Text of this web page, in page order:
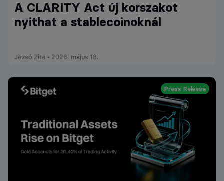
A CLARITY Act új korszakot
nyithat a stablecoinoknál
Jezsó Zita • 2026. május 18.
Press Release